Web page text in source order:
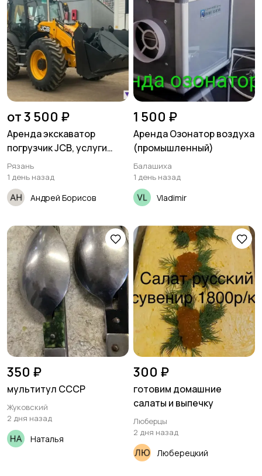
от 3 500 ₽
Аренда экскаватор
погрузчик JCB, услуги
трактора Рязань
Рязань
1 день назад
Андрей Борисов
1 500 ₽
Аренда Озонатор воздуха
(промышленный)
Балашиха
1 день назад
Vladimir
350 ₽
мультитул СССР
Жуковский
2 дня назад
Наталья
300 ₽
готовим домашние
салаты и выпечку
Люберцы
2 дня назад
Люберецкий